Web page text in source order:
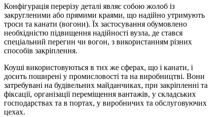
Конфігурація перерізу деталі являє собою жолоб із
закругленими або прямими краями, що надійно утримують
троси та канати (вогони). Їх застосування обумовлено
необхідністю підвищення надійності вузла, де стався
спеціальний перегин чи вогон, з використанням різних
способів закріплення.
Коуші використовуються в тих же сферах, що і канати, і
досить поширені у промисловості та на виробництві. Вони
затребувані на будівельних майданчиках, при закріпленні та
фіксації, організації переміщення вантажів, у складських
господарствах та в портах, у виробничих та обслуговуючих
цехах.